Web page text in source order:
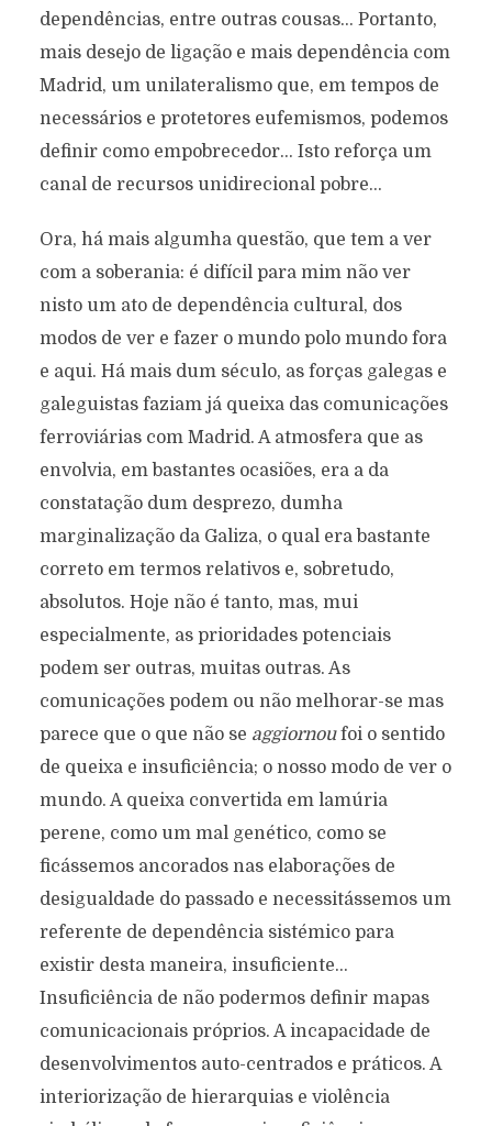
dependências, entre outras cousas… Portanto,
mais desejo de ligação e mais dependência com
Madrid, um unilateralismo que, em tempos de
necessários e protetores eufemismos, podemos
definir como empobrecedor… Isto reforça um
canal de recursos unidirecional pobre…
Ora, há mais algumha questão, que tem a ver
com a soberania: é difícil para mim não ver
nisto um ato de dependência cultural, dos
modos de ver e fazer o mundo polo mundo fora
e aqui. Há mais dum século, as forças galegas e
galeguistas faziam já queixa das comunicações
ferroviárias com Madrid. A atmosfera que as
envolvia, em bastantes ocasiões, era a da
constatação dum desprezo, dumha
marginalização da Galiza, o qual era bastante
correto em termos relativos e, sobretudo,
absolutos. Hoje não é tanto, mas, mui
especialmente, as prioridades potenciais
podem ser outras, muitas outras. As
comunicações podem ou não melhorar-se mas
parece que o que não se aggiornoufoi o sentido
de queixa e insuficiência; o nosso modo de ver o
mundo. A queixa convertida em lamúria
perene, como um mal genético, como se
ficássemos ancorados nas elaborações de
desigualdade do passado e necessitássemos um
referente de dependência sistémico para
existir desta maneira, insuficiente…
Insuficiência de não podermos definir mapas
comunicacionais próprios. A incapacidade de
desenvolvimentos auto-centrados e práticos. A
interiorização de hierarquias e violência